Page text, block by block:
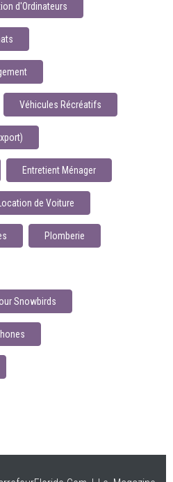
d'Ordinateurs
Véhicules Récréatifs
Entretient Ménager
Location de Voiture
Plomberie
Snowbirds